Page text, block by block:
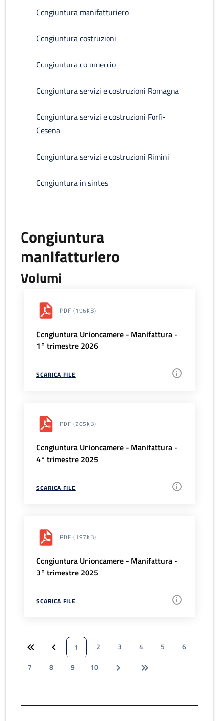
Congiuntura manifatturiero
Congiuntura costruzioni
Congiuntura commercio
Congiuntura servizi e costruzioni Romagna
Congiuntura servizi e costruzioni Forlì-
Cesena
Congiuntura servizi e costruzioni Rimini
Congiuntura in sintesi
Congiuntura
manifatturiero
Volumi
PDF (196KB)
Congiuntura Unioncamere - Manifattura -
1° trimestre 2026
SCARICA FILE
PDF (205KB)
Congiuntura Unioncamere - Manifattura -
4° trimestre 2025
SCARICA FILE
PDF (197KB)
Congiuntura Unioncamere - Manifattura -
3° trimestre 2025
SCARICA FILE
1 2 3 4 5
6
7
8 9 10